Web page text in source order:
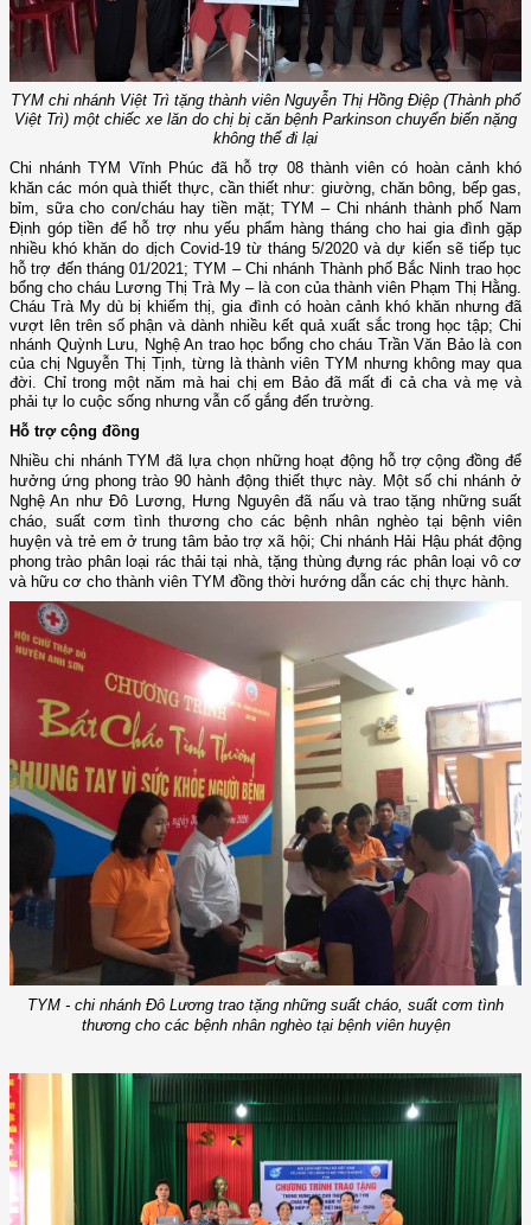
TYM chi nhánh Việt Trì tặng thành viên Nguyễn Thị Hồng Điệp (Thành phố
Việt Trì) một chiếc xe lăn do chị bị căn bệnh Parkinson chuyển biến nặng
không thể đi lại
Chi nhánh TYM Vĩnh Phúc đã hỗ trợ 08 thành viên có hoàn cảnh khó
khăn các món quà thiết thực, cần thiết như: giường, chăn bông, bếp gas,
bỉm, sữa cho con/cháu hay tiền mặt; TYM – Chi nhánh thành phố Nam
Định góp tiền để hỗ trợ nhu yếu phẩm hàng tháng cho hai gia đình gặp
nhiều khó khăn do dịch Covid-19 từ tháng 5/2020 và dự kiến sẽ tiếp tục
hỗ trợ đến tháng 01/2021;TYM – Chi nhánh Thành phố Bắc Ninh trao học
bổng cho cháu Lương Thị Trà My – là con của thành viên Phạm Thị Hằng.
Cháu Trà My dù bị khiếm thị, gia đình có hoàn cảnh khó khăn nhưng đã
vượt lên trên số phận và dành nhiều kết quả xuất sắc trong học tập; Chi
nhánh Quỳnh Lưu, Nghệ An trao học bổng cho cháu Trần Văn Bảo là con
của chị Nguyễn Thị Tịnh, từng là thành viên TYM nhưng không may qua
đời. Chỉ trong một năm mà hai chị em Bảo đã mất đi cả cha và mẹ và
phải tự lo cuộc sống nhưng vẫn cố gắng đến trường.
Hỗ trợ cộng đồng
Nhiều chi nhánh TYM đã lựa chọn những hoạt động hỗ trợ cộng đồng để
hưởng ứng phong trào 90 hành động thiết thực này. Một số chi nhánh ở
Nghệ An như Đô Lương, Hưng Nguyên đã nấu và trao tặng những suất
cháo, suất cơm tình thương cho các bệnh nhân nghèo tại bệnh viên
huyện và trẻ em ở trung tâm bảo trợ xã hội; Chi nhánh Hải Hậu phát động
phong trào phân loại rác thải tại nhà, tặng thùng đựng rác phân loại vô cơ
và hữu cơ cho thành viên TYM đồng thời hướng dẫn các chị thực hành.
TYM - chi nhánh Đô Lương trao tặng những suất cháo, suất cơm tình
thương cho các bệnh nhân nghèo tại bệnh viên huyện